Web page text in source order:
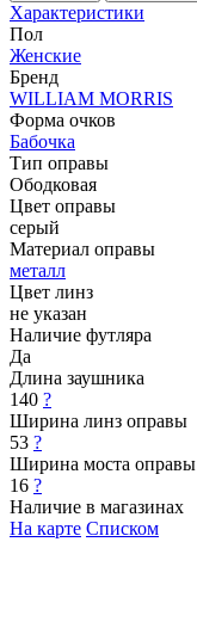
Характеристики
Пол
Женские
Бренд
WILLIAM MORRIS
Форма очков
Бабочка
Тип оправы
Ободковая
Цвет оправы
серый
Материал оправы
металл
Цвет линз
не указан
Наличие футляра
Да
Длина заушника
140 ?
Ширина линз оправы
53 ?
Ширина моста оправы
16 ?
Наличие в магазинах
На карте Списком